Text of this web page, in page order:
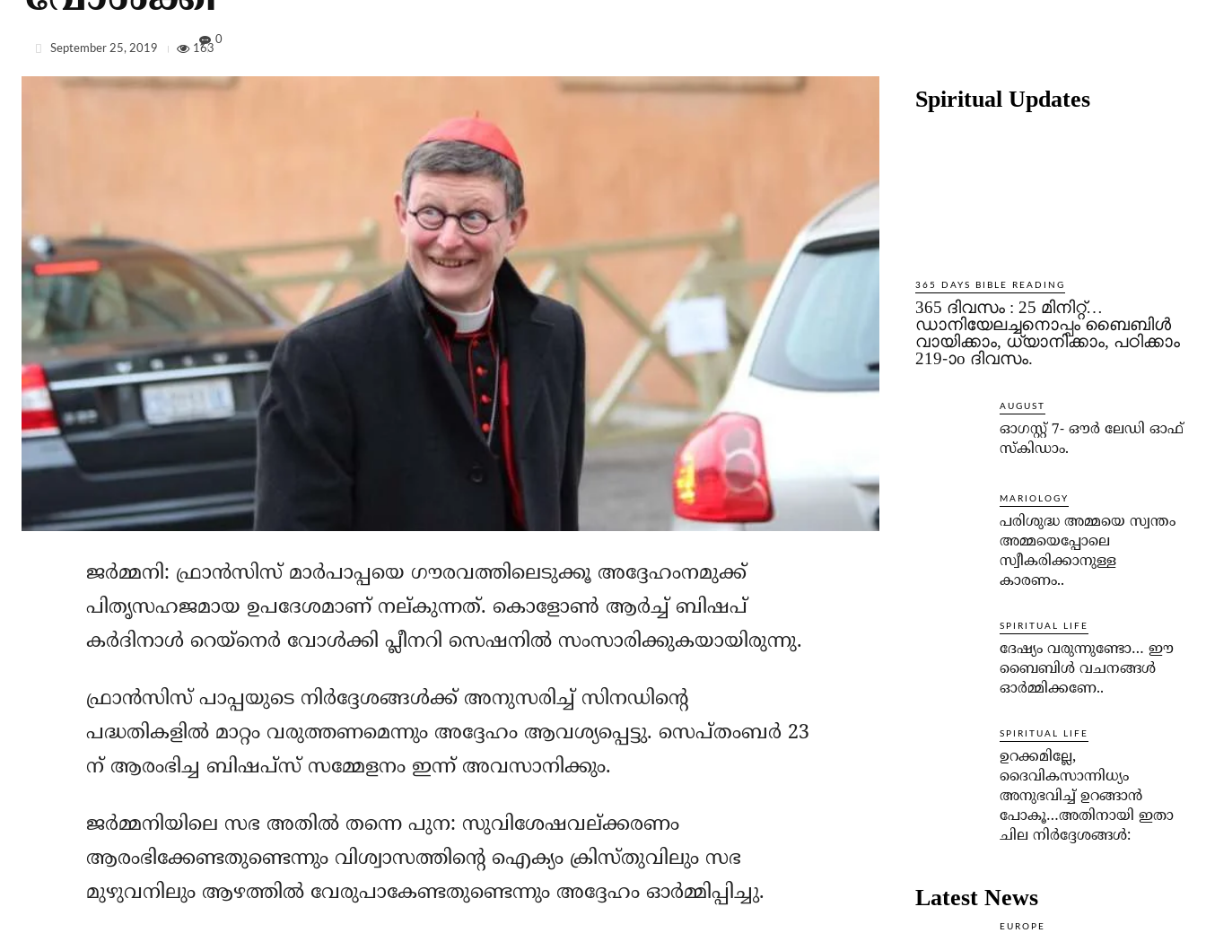
September 25, 2019 163
0
ജര്‍മ്മനി: ഫ്രാന്‍സിസ് മാര്‍പാപ്പയെ ഗൗരവത്തിലെടുക്കൂ അദ്ദേഹംനമുക്ക്
പിതൃസഹജമായ ഉപദേശമാണ് നല്കുന്നത്. കൊളോണ്‍ ആര്‍ച്ച് ബിഷപ്
കര്‍ദിനാള്‍ റെയ്‌നെര്‍ വോള്‍ക്കി പ്ലീനറി സെഷനില്‍ സംസാരിക്കുകയായിരുന്നു.
ഫ്രാന്‍സിസ് പാപ്പയുടെ നിര്‍ദ്ദേശങ്ങള്‍ക്ക് അനുസരിച്ച് സിനഡിന്റെ
പദ്ധതികളില്‍ മാറ്റം വരുത്തണമെന്നും അദ്ദേഹം ആവശ്യപ്പെട്ടു. സെപ്തംബര്‍ 23
ന് ആരംഭിച്ച ബിഷപ്‌സ് സമ്മേളനം ഇന്ന് അവസാനിക്കും.
ജര്‍മ്മനിയിലെ സഭ അതില്‍ തന്നെ പുന: സുവിശേഷവല്ക്കരണം
ആരംഭിക്കേണ്ടതുണ്ടെന്നും വിശ്വാസത്തിന്റെ ഐക്യം ക്രിസ്തുവിലും സഭ
മുഴുവനിലും ആഴത്തില്‍ വേരുപാകേണ്ടതുണ്ടെന്നും അദ്ദേഹം ഓര്‍മ്മിപ്പിച്ചു.
Spiritual Updates
365 DAYS BIBLE READING
365 ദിവസം : 25 മിനിറ്റ്…
ഡാനിയേലച്ചനൊപ്പം ബൈബിൾ
വായിക്കാം, ധ്യാനിക്കാം, പഠിക്കാം
219-ാo ദിവസം.
AUGUST
ഓഗസ്റ്റ് 7- ഔര്‍ ലേഡി ഓഫ്
സ്‌കിഡാം.
MARIOLOGY
പരിശുദ്ധ അമ്മയെ സ്വന്തം
അമ്മയെപ്പോലെ
സ്വീകരിക്കാനുള്ള
കാരണം..
SPIRITUAL LIFE
ദേഷ്യം വരുന്നുണ്ടോ… ഈ
ബൈബിള്‍ വചനങ്ങള്‍
ഓര്‍മ്മിക്കണേ..
SPIRITUAL LIFE
ഉറക്കമില്ലേ,
ദൈവികസാന്നിധ്യം
അനുഭവിച്ച് ഉറങ്ങാന്‍
പോകൂ…അതിനായി ഇതാ
ചില നിര്‍ദ്ദേശങ്ങള്‍:
Latest News
EUROPE